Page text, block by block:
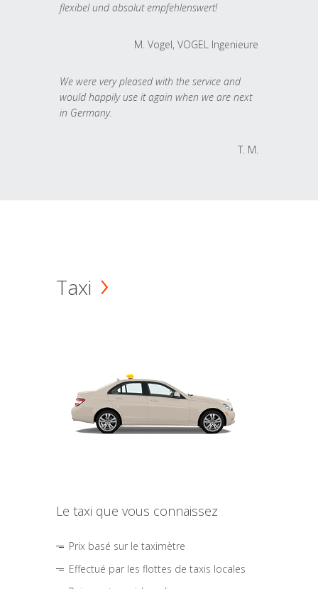
flexibel und absolut empfehlenswert!
M. Vogel, VOGEL Ingenieure
We were very pleased with the service and
would happily use it again when we are next
in Germany.
T. M.
Taxi
Le taxi que vous connaissez
Prix basé sur le taximètre
Effectué par les flottes de taxis locales